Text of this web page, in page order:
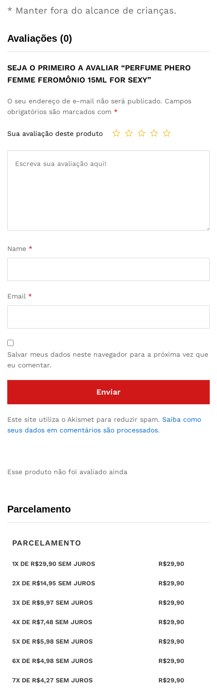
* Manter fora do alcance de crianças.
Avaliações (0)
SEJA O PRIMEIRO A AVALIAR “PERFUME PHERO
FEMME FEROMÔNIO 15ML FOR SEXY”
O seu endereço de e-mail não será publicado. Campos
obrigatórios são marcados com *
Sua avaliação deste produto
Name *
Email *
Salvar meus dados neste navegador para a próxima vez que
eu comentar.
Este site utiliza o Akismet para reduzir spam. Saiba como
seus dados em comentários são processados.
Esse produto não foi avaliado ainda
Parcelamento
PARCELAMENTO
1X DE R$29,90 SEM JUROS R$29,90
2X DE R$14,95 SEM JUROS R$29,90
3X DE R$9,97 SEM JUROS R$29,90
4X DE R$7,48 SEM JUROS R$29,90
5X DE R$5,98 SEM JUROS R$29,90
6X DE R$4,98 SEM JUROS R$29,90
7X DE R$4,27 SEM JUROS R$29,90